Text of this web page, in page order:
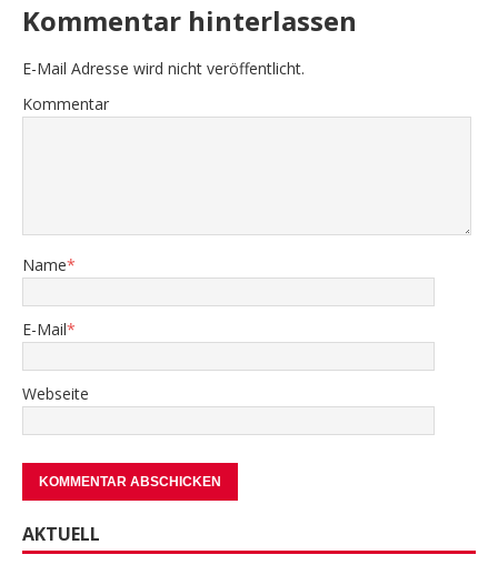
Kommentar hinterlassen
E-Mail Adresse wird nicht veröffentlicht.
Kommentar
Name*
E-Mail*
Webseite
AKTUELL